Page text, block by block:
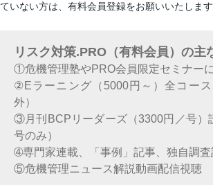
ていない方は、有料会員登録をお願いいたします
リスク対策.PRO（有料会員）の主
①危機管理塾やPRO会員限定セミナー
②Eラーニング（5000円～）全コー
外）
③月刊BCPリーダーズ（3300円／号
号のみ）
➃専門家連載、「事例」記事、独自調
⑤危機管理ニュース解説動画配信視